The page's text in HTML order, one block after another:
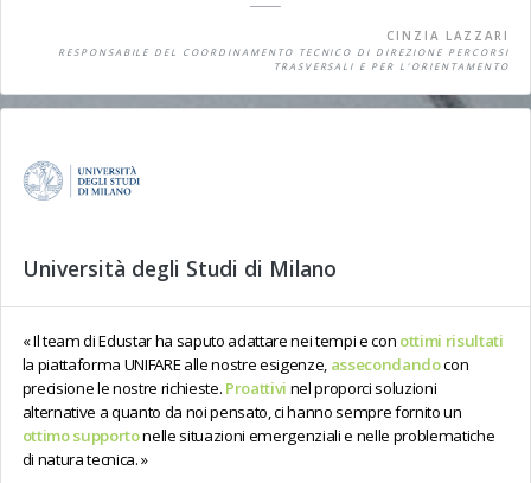
CINZIA LAZZARI
RESPONSABILE DEL COORDINAMENTO TECNICO DI DIREZIONE PERCORSI
TRASVERSALI E PER L'ORIENTAMENTO
Università degli Studi di Milano
Il team di Edustar ha saputo adattare nei tempi e con ottimi risultati
la piattaforma UNIFARE alle nostre esigenze, assecondandocon
precisione le nostre richieste. Proattivi nel proporci soluzioni
alternative a quanto da noi pensato, ci hanno sempre fornito un
ottimo supportonelle situazioni emergenziali e nelle problematiche
di natura tecnica.